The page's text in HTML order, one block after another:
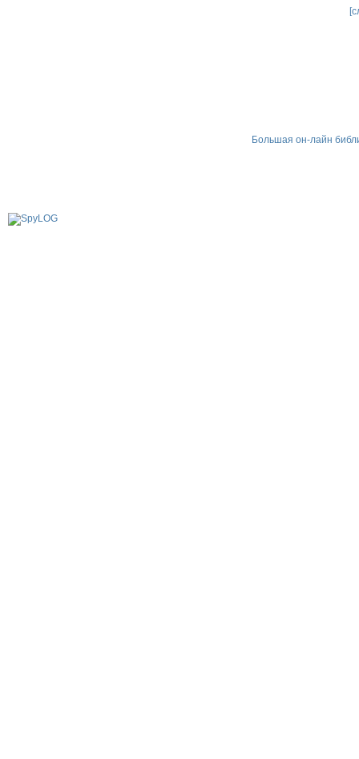
[
Большая он-лайн